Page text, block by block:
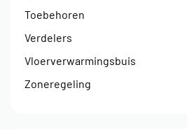
Toebehoren
Verdelers
Vloerverwarmingsbuis
Zoneregeling